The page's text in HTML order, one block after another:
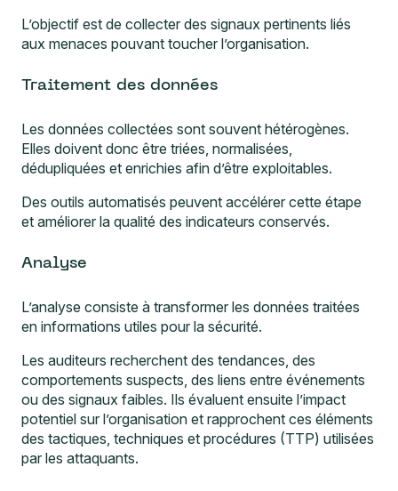
L’objectif est de collecter des signaux pertinents liés
aux menaces pouvant toucher l’organisation.
Traitement des données
Les données collectées sont souvent hétérogènes.
Elles doivent donc être triées, normalisées,
dédupliquées et enrichies afin d’être exploitables.
Des outils automatisés peuvent accélérer cette étape
et améliorer la qualité des indicateurs conservés.
Analyse
L’analyse consiste à transformer les données traitées
en informations utiles pour la sécurité.
Les auditeurs recherchent des tendances, des
comportements suspects, des liens entre événements
ou des signaux faibles. Ils évaluent ensuite l’impact
potentiel sur l’organisation et rapprochent ces éléments
des tactiques, techniques et procédures (TTP) utilisées
par les attaquants.